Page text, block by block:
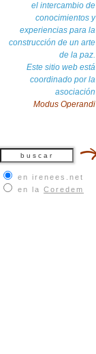
el intercambio de
conocimientos y
experiencias para la
construcción de un arte
de la paz.
Este sitio web está
coordinado por la
asociación
Modus Operandi
en irenees.net
en la Coredem